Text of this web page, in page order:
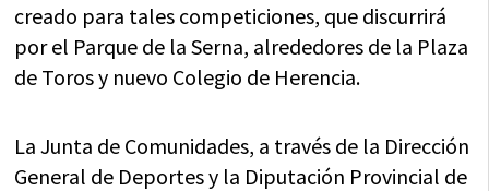
creado para tales competiciones, que discurrirá
por el Parque de la Serna, alrededores de la Plaza
de Toros y nuevo Colegio de Herencia.
La Junta de Comunidades, a través de la Dirección
General de Deportes y la Diputación Provincial de